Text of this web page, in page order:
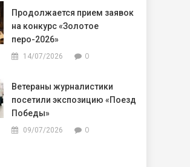
Продолжается прием заявок
на конкурс «Золотое
перо-2026»
14/07/2026 0
Ветераны журналистики
посетили экспозицию «Поезд
Победы»
09/07/2026 0